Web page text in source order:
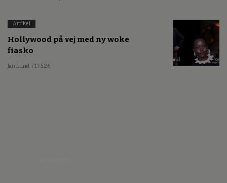
Artikel
Hollywood på vej med ny woke
fiasko
Jan Lund / 17.5.26